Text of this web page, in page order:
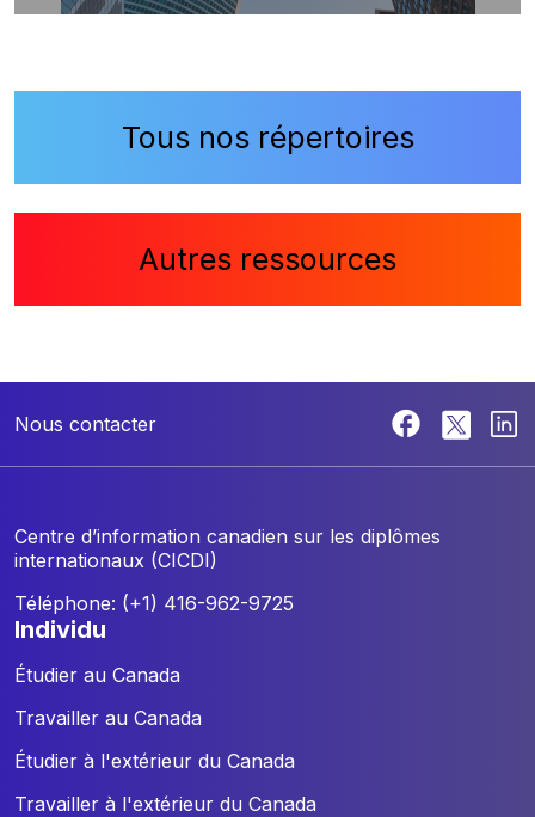
Tous nos répertoires
Autres ressources
Nous contacter
Centre d’information canadien sur les diplômes
internationaux (CICDI)
Téléphone: (+1) 416-962-9725
individu
Étudier au Canada
Travailler au Canada
Étudier à l'extérieur du Canada
Travailler à l'extérieur du Canada